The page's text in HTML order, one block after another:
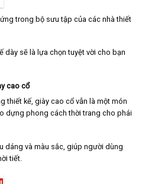
trong bộ sưu tập của các nhà thiết
sẽ là lựa chọn tuyệt vời cho bạn
cao cổ
thiết kế, giày cao cổ vẫn là một món
dựng phong cách thời trang cho phái
dáng và màu sắc, giúp người dùng
tiết.